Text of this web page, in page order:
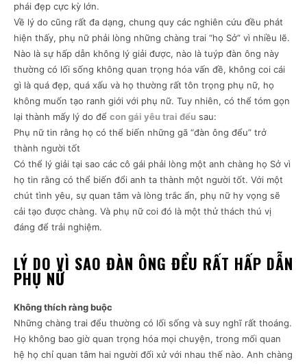
phái đẹp cực kỳ lớn.
Về lý do cũng rất đa dạng, chung quy các nghiên cứu đều phát
hiện thấy, phụ nữ phải lòng những chàng trai “họ Sở” vì nhiều lẽ.
Nào là sự hấp dẫn không lý giải được, nào là tuýp đàn ông này
thường có lối sống không quan trọng hóa vấn đề, không coi cái
gì là quá đẹp, quá xấu và họ thường rất tôn trọng phụ nữ, họ
không muốn tạo ranh giới với phụ nữ. Tuy nhiên, có thể tóm gọn
lại thành mấy lý do để con gái yêu trai đểu sau:
Phụ nữ tin rằng họ có thể biến những gã “đàn ông đểu” trở
thành người tốt
Có thể lý giải tại sao các cô gái phải lòng một anh chàng họ Sở vì
họ tin rằng có thể biến đổi anh ta thành một người tốt. Với một
chút tình yêu, sự quan tâm và lòng trắc ẩn, phụ nữ hy vọng sẽ
cải tạo được chàng. Và phụ nữ coi đó là một thử thách thú vị
đáng để trải nghiệm.
LÝ DO VÌ SAO ĐÀN ÔNG ĐỂU RẤT HẤP DẪN
PHỤ NỮ
Không thích ràng buộc
Những chàng trai đểu thường có lối sống và suy nghĩ rất thoáng.
Họ không bao giờ quan trọng hóa mọi chuyện, trong mối quan
hệ họ chỉ quan tâm hai người đối xử với nhau thế nào. Anh chàng